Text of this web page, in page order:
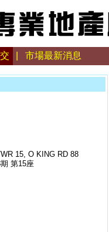
市場最新消息
15, O KING RD 88
第15座